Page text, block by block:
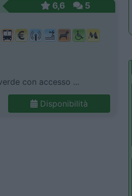
6,6 5
con accesso ...
Disponibilità